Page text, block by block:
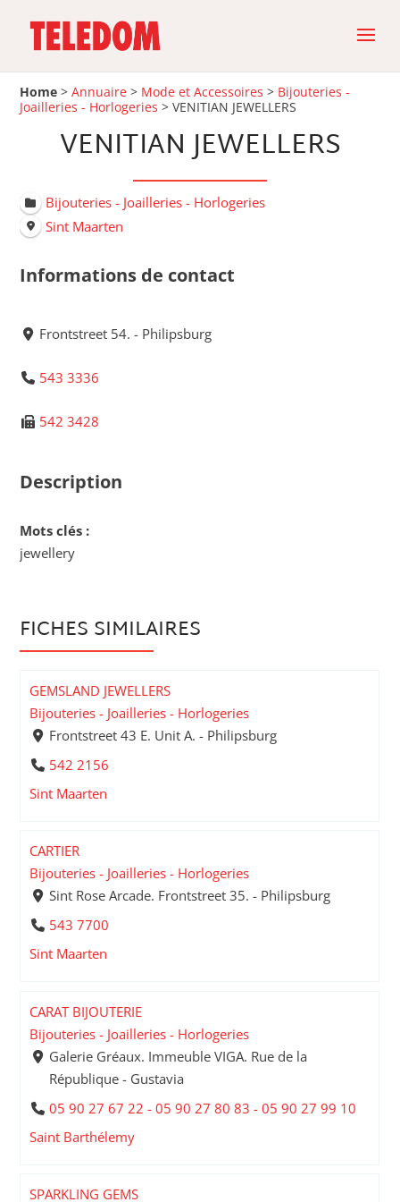
Home >Annuaire > Mode et Accessoires > Bijouteries -
Joailleries - Horlogeries >VENITIAN JEWELLERS
VENITIAN JEWELLERS
Bijouteries - Joailleries - Horlogeries
Sint Maarten
Informations de contact
Frontstreet 54. - Philipsburg
543 3336
542 3428
Description
Mots clés :
jewellery
FICHES SIMILAIRES
GEMSLAND JEWELLERS
Bijouteries - Joailleries - Horlogeries
Frontstreet 43 E. Unit A. - Philipsburg
542 2156
Sint Maarten
CARTIER
Bijouteries - Joailleries - Horlogeries
Sint Rose Arcade. Frontstreet 35. - Philipsburg
543 7700
Sint Maarten
CARAT BIJOUTERIE
Bijouteries - Joailleries - Horlogeries
Galerie Gréaux. Immeuble VIGA. Rue de la
République - Gustavia
05 90 27 67 22 - 05 90 27 80 83 - 05 90 27 99 10
Saint Barthélemy
SPARKLING GEMS